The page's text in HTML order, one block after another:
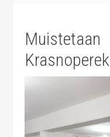
Muistetaan